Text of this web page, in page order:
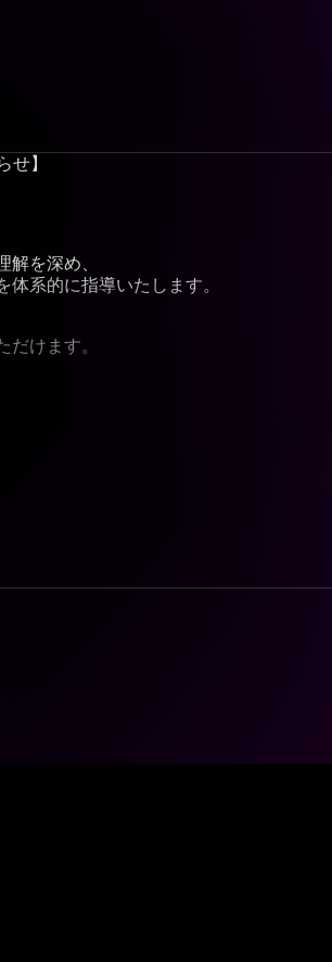
】
を深め、
系的に指導いたします。
けます。